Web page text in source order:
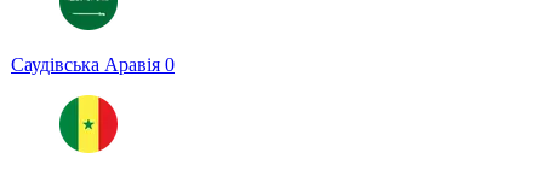
Саудівська Аравія 0